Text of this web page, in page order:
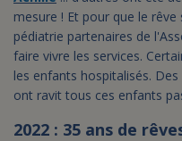
mesure ! Et pour que le
pédiatrie partenaires de
faire vivre les services.
les enfants hospitalisés.
ont ravit tous ces enfants
2022 : 35 ans de